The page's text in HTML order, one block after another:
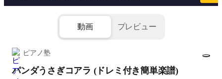
動画 プレビュー
ピアノ塾
パンダうさぎコアラ (ドレミ付き簡単楽譜)